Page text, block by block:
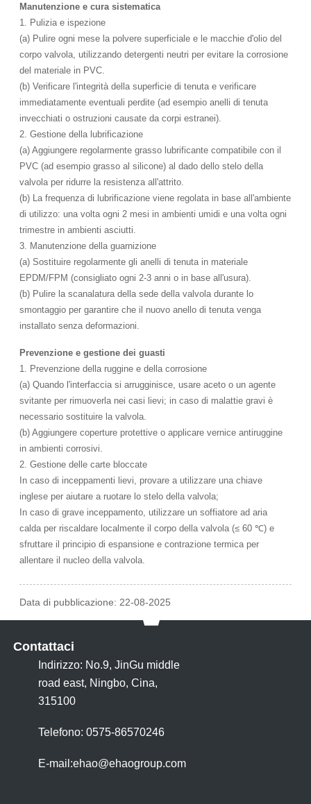
Manutenzione e cura sistematica
1. Pulizia e ispezione
(a) Pulire ogni mese la polvere superficiale e le macchie d'olio del
corpo valvola, utilizzando detergenti neutri per evitare la corrosione
del materiale in PVC.
(b) Verificare l'integrità della superficie di tenuta e verificare
immediatamente eventuali perdite (ad esempio anelli di tenuta
invecchiati o ostruzioni causate da corpi estranei).
2. Gestione della lubrificazione
(a) Aggiungere regolarmente grasso lubrificante compatibile con il
PVC (ad esempio grasso al silicone) al dado dello stelo della
valvola per ridurre la resistenza all'attrito.
(b) La frequenza di lubrificazione viene regolata in base all'ambiente
di utilizzo: una volta ogni 2 mesi in ambienti umidi e una volta ogni
trimestre in ambienti asciutti.
3. Manutenzione della guarnizione
(a) Sostituire regolarmente gli anelli di tenuta in materiale
EPDM/FPM (consigliato ogni 2-3 anni o in base all'usura).
(b) Pulire la scanalatura della sede della valvola durante lo
smontaggio per garantire che il nuovo anello di tenuta venga
installato senza deformazioni.
Prevenzione e gestione dei guasti
1. Prevenzione della ruggine e della corrosione
(a) Quando l'interfaccia si arrugginisce, usare aceto o un agente
svitante per rimuoverla nei casi lievi; in caso di malattie gravi è
necessario sostituire la valvola.
(b) Aggiungere coperture protettive o applicare vernice antiruggine
in ambienti corrosivi.
2. Gestione delle carte bloccate
In caso di inceppamenti lievi, provare a utilizzare una chiave
inglese per aiutare a ruotare lo stelo della valvola;
In caso di grave inceppamento, utilizzare un soffiatore ad aria
calda per riscaldare localmente il corpo della valvola (≤ 60 ℃) e
sfruttare il principio di espansione e contrazione termica per
allentare il nucleo della valvola.
Data di pubblicazione: 22-08-2025
Contattaci
Indirizzo: No.9, JinGu middle
road east, Ningbo, Cina,
315100
Telefono: 0575-86570246
E-mail:ehao@ehaogroup.com